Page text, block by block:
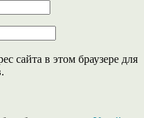
сайта в этом браузере для